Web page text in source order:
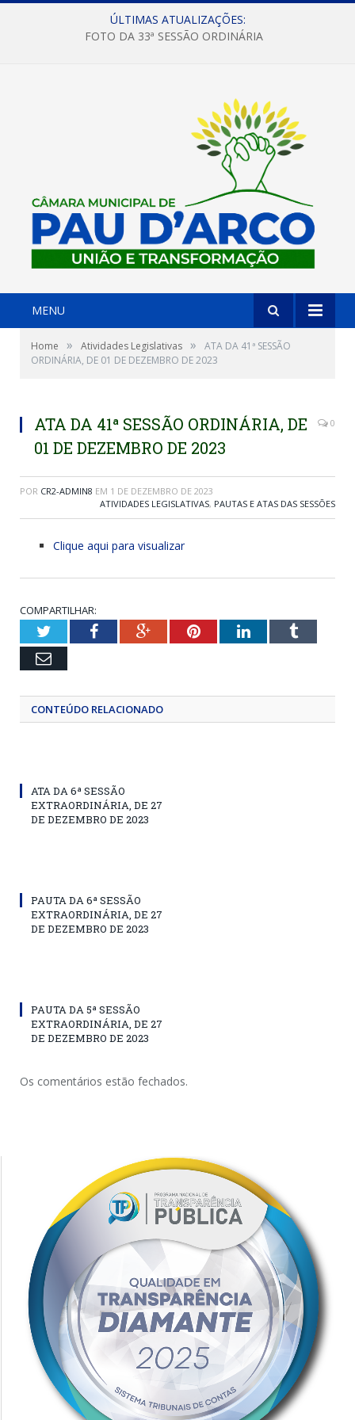
ÚLTIMAS ATUALIZAÇÕES:
FOTO DA 33ª SESSÃO ORDINÁRIA
MENU
Home » Atividades Legislativas »
ATA DA 41ª SESSÃO
ORDINÁRIA, DE 01 DE DEZEMBRO DE 2023
ATA DA 41ª SESSÃO ORDINÁRIA, DE
01 DE DEZEMBRO DE 2023
0
POR CR2-ADMIN8 EM 1 DE DEZEMBRO DE 2023
ATIVIDADES LEGISLATIVAS, PAUTAS E ATAS DAS SESSÕES
Clique aqui para visualizar
COMPARTILHAR:
TwitterFacebookGoogle+PinterestLinkedInTumblr
Email
CONTEÚDO RELACIONADO
ATA DA 6ª SESSÃO
EXTRAORDINÁRIA, DE 27
DE DEZEMBRO DE 2023
PAUTA DA 6ª SESSÃO
EXTRAORDINÁRIA, DE 27
DE DEZEMBRO DE 2023
PAUTA DA 5ª SESSÃO
EXTRAORDINÁRIA, DE 27
DE DEZEMBRO DE 2023
Os comentários estão fechados.